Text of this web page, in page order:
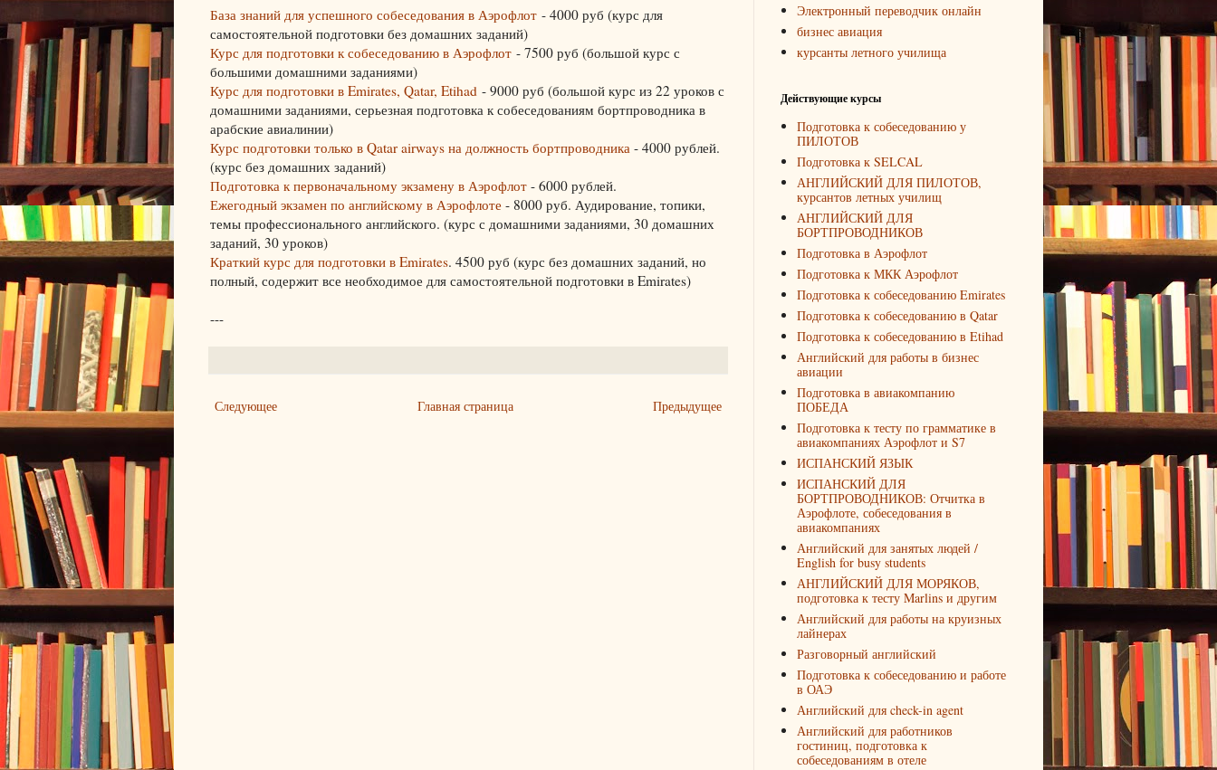
База знаний для успешного собеседования в Аэрофлот - 4000 руб (курс для
самостоятельной подготовки без домашних заданий)
Курс для подготовки к собеседованию в Аэрофлот - 7500 руб (большой курс с
большими домашними заданиями)
Курс для подготовки в Emirates, Qatar, Etihad - 9000 руб (большой курс из 22 уроков с
домашними заданиями, серьезная подготовка к собеседованиям бортпроводника в
арабские авиалинии)
Курс подготовки только в Qatar airways на должность бортпроводника - 4000 рублей.
(курс без домашних заданий)
Подготовка к первоначальному экзамену в Аэрофлот - 6000 рублей.
Ежегодный экзамен по английскому в Аэрофлоте - 8000 руб. Аудирование, топики,
темы профессионального английского. (курс с домашними заданиями, 30 домашних
заданий, 30 уроков)
Краткий курс для подготовки в Emirates. 4500 руб (курс без домашних заданий, но
полный, содержит все необходимое для самостоятельной подготовки в Emirates)
---
Следующее Предыдущее
Главная страница
Электронный переводчик онлайн
бизнес авиация
курсанты летного училища
Действующие курсы
Подготовка к собеседованию у
ПИЛОТОВ
Подготовка к SELCAL
АНГЛИЙСКИЙ ДЛЯ ПИЛОТОВ,
курсантов летных училищ
АНГЛИЙСКИЙ ДЛЯ
БОРТПРОВОДНИКОВ
Подготовка в Аэрофлот
Подготовка к МКК Аэрофлот
Подготовка к собеседованию Emirates
Подготовка к собеседованию в Qatar
Подготовка к собеседованию в Etihad
Английский для работы в бизнес
авиации
Подготовка в авиакомпанию
ПОБЕДА
Подготовка к тесту по грамматике в
авиакомпаниях Аэрофлот и S7
ИСПАНСКИЙ ЯЗЫК
ИСПАНСКИЙ ДЛЯ
БОРТПРОВОДНИКОВ: Отчитка в
Аэрофлоте, собеседования в
авиакомпаниях
Английский для занятых людей /
English for busy students
АНГЛИЙСКИЙ ДЛЯ МОРЯКОВ,
подготовка к тесту Marlins и другим
Английский для работы на круизных
лайнерах
Разговорный английский
Подготовка к собеседованию и работе
в ОАЭ
Английский для check-in agent
Английский для работников
гостиниц, подготовка к
собеседованиям в отеле